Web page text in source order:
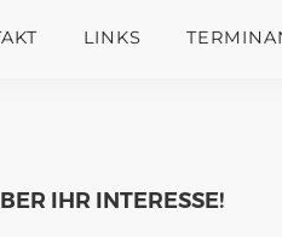
LINKS
IHR INTERESSE!